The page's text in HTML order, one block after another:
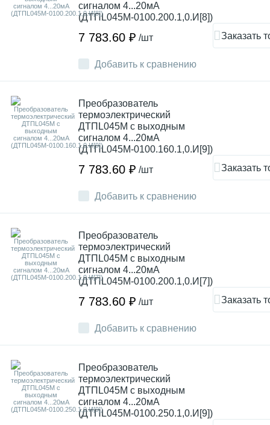
Добавить к сравнению
сигналом 4...20мА
(ДТПL045М-0100.200.1,0.И[8])
7 783.60 ₽ /шт Заказать
Добавить к сравнению
Преобразователь
термоэлектрический
ДТПL045М с выходным
сигналом 4...20мА
(ДТПL045М-0100.160.1,0.И[9])
7 783.60 ₽ /шт Заказать
Добавить к сравнению
Преобразователь
термоэлектрический
ДТПL045М с выходным
сигналом 4...20мА
(ДТПL045М-0100.200.1,0.И[7])
7 783.60 ₽ /шт Заказать
Преобразователь
термоэлектрический
ДТПL045М с выходным
сигналом 4...20мА
(ДТПL045М-0100.250.1,0.И[9])